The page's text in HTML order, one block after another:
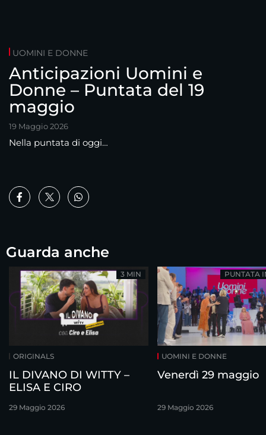
UOMINI E DONNE
Anticipazioni Uomini e
Donne – Puntata del 19
maggio
19 Maggio 2026
Nella puntata di oggi…
Guarda anche
ORIGINALS
IL DIVANO DI WITTY –
ELISA E CIRO
29 Maggio 2026
3 MIN
UOMINI E DONNE
Venerdì 29 maggio
29 Maggio 2026
PUNTATA